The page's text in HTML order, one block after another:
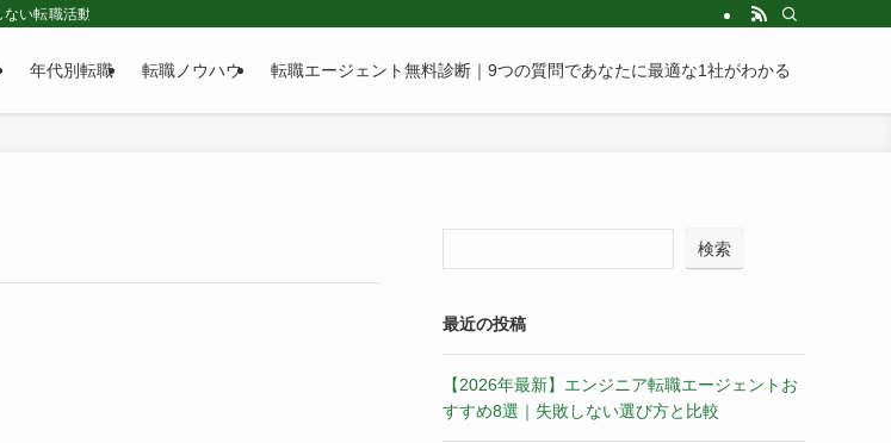
い転職活動をサポートする転職情報メディアです。
年代別転職 転職ノウハウ 転職エージェント無料診断｜9つの質問であなたに最適な1社がわかる
検索
最近の投稿
【2026年最新】エンジニア転職エージェントお
すすめ8選｜失敗しない選び方と比較